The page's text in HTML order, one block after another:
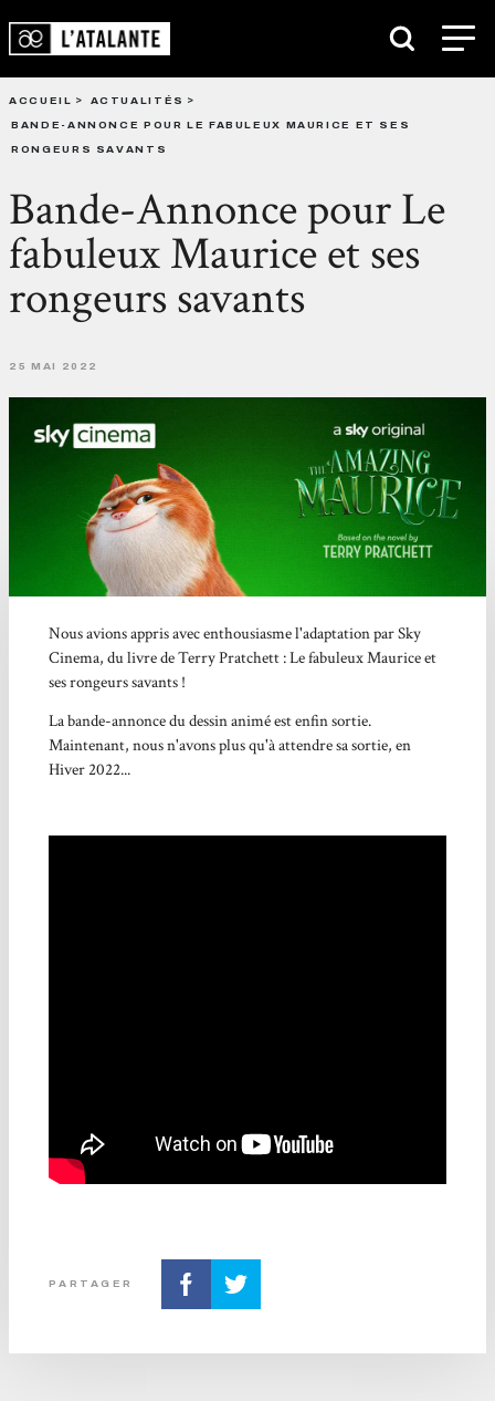
ACCUEIL
ACTUALITÉS
BANDE-ANNONCE POUR LE FABULEUX MAURICE ET SES
RONGEURS SAVANTS
Bande-Annonce pour Le
fabuleux Maurice et ses
rongeurs savants
25 MAI 2022
Nous avions appris avec enthousiasme l'adaptation par Sky
Cinema, du livre de Terry Pratchett : Le fabuleux Maurice et
ses rongeurs savants !
La bande-annonce du dessin animé est enfin sortie.
Maintenant, nous n'avons plus qu'à attendre sa sortie, en
Hiver 2022...
PARTAGER